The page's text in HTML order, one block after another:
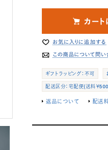
ギフトラッピング：不可
配送区分：宅配便(送料￥
返品について 配送